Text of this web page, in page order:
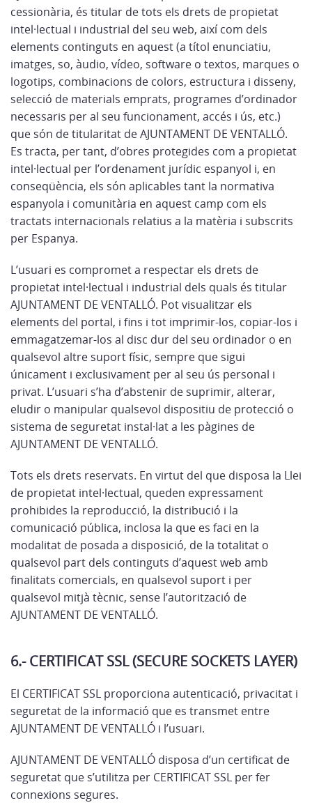
cessionària, és titular de tots els drets de propietat
intel·lectual i industrial del seu web, així com dels
elements continguts en aquest (a títol enunciatiu,
imatges, so, àudio, vídeo, software o textos, marques o
logotips, combinacions de colors, estructura i disseny,
selecció de materials emprats, programes d’ordinador
necessaris per al seu funcionament, accés i ús, etc.)
que són de titularitat de AJUNTAMENT DE VENTALLÓ.
Es tracta, per tant, d’obres protegides com a propietat
intel·lectual per l’ordenament jurídic espanyol i, en
conseqüència, els són aplicables tant la normativa
espanyola i comunitària en aquest camp com els
tractats internacionals relatius a la matèria i subscrits
per Espanya.
L’usuari es compromet a respectar els drets de
propietat intel·lectual i industrial dels quals és titular
AJUNTAMENT DE VENTALLÓ. Pot visualitzar els
elements del portal, i fins i tot imprimir-los, copiar-los i
emmagatzemar-los al disc dur del seu ordinador o en
qualsevol altre suport físic, sempre que sigui
únicament i exclusivament per al seu ús personal i
privat. L’usuari s’ha d’abstenir de suprimir, alterar,
eludir o manipular qualsevol dispositiu de protecció o
sistema de seguretat instal·lat a les pàgines de
AJUNTAMENT DE VENTALLÓ.
Tots els drets reservats. En virtut del que disposa la Llei
de propietat intel·lectual, queden expressament
prohibides la reproducció, la distribució i la
comunicació pública, inclosa la que es faci en la
modalitat de posada a disposició, de la totalitat o
qualsevol part dels continguts d’aquest web amb
finalitats comercials, en qualsevol suport i per
qualsevol mitjà tècnic, sense l’autorització de
AJUNTAMENT DE VENTALLÓ.
6.- CERTIFICAT SSL (SECURE SOCKETS LAYER)
El CERTIFICAT SSL proporciona autenticació, privacitat i
seguretat de la informació que es transmet entre
AJUNTAMENT DE VENTALLÓ i l’usuari.
AJUNTAMENT DE VENTALLÓ disposa d’un certificat de
seguretat que s’utilitza per CERTIFICAT SSL per fer
connexions segures.